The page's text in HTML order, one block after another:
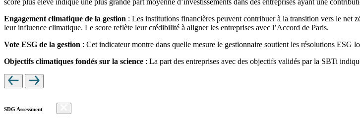
Engagement climatique de la gestion : Les institutions financières peuvent contribuer à la transition vers le net
leur influence climatique. Le score reflète leur crédibilité à aligner les entreprises avec l’Accord de Paris.
Vote ESG de la gestion : Cet indicateur montre dans quelle mesure le gestionnaire soutient les résolutions ESG
Objectifs climatiques fondés sur la science : La part des entreprises avec des objectifs validés par la SBTi
SDG Assessment